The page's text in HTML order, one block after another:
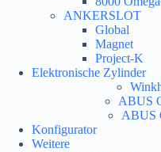
ANKERSLOT
Global
Magnet
Project-K
Elektronische Zylinder
ABUS
ABUS
Konfigurator
Weitere